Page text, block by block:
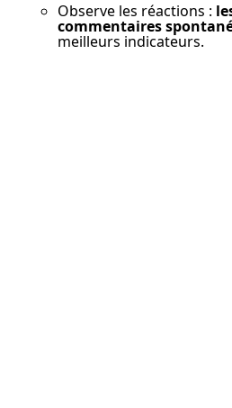
Observe les réactions :
commentaires
meilleurs indicateurs.